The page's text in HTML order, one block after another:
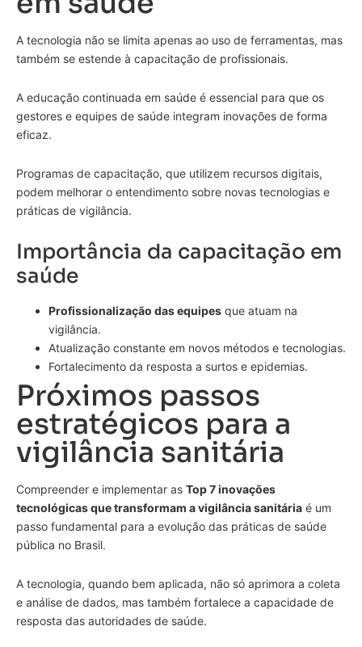
A tecnologia não se limita apenas ao uso de ferramentas, mas
também se estende à capacitação de profissionais.
A educação continuada em saúde é essencial para que os
gestores e equipes de saúde integram inovações de forma
eficaz.
Programas de capacitação, que utilizem recursos digitais,
podem melhorar o entendimento sobre novas tecnologias e
práticas de vigilância.
Importância da capacitação em
saúde
Profissionalização das equipes que atuam na
vigilância.
Atualização constante em novos métodos e tecnologias.
Fortalecimento da resposta a surtos e epidemias.
Próximos passos
estratégicos para a
vigilância sanitária
Compreender e implementar as Top 7 inovações
tecnológicas que transformam a vigilância sanitária é um
passo fundamental para a evolução das práticas de saúde
pública no Brasil.
A tecnologia, quando bem aplicada, não só aprimora a coleta
e análise de dados, mas também fortalece a capacidade de
resposta das autoridades de saúde.